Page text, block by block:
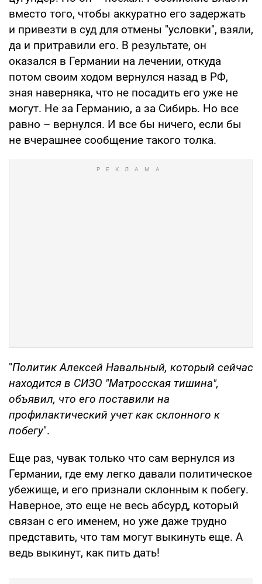
вместо того, чтобы аккуратно его задержать
и привезти в суд для отмены "условки", взяли,
да и притравили его. В результате, он
оказался в Германии на лечении, откуда
потом своим ходом вернулся назад в РФ,
зная наверняка, что не посадить его уже не
могут. Не за Германию, а за Сибирь. Но все
равно – вернулся. И все бы ничего, если бы
не вчерашнее сообщение такого толка.
"Политик Алексей Навальный, который сейчас
находится в СИЗО "Матросская тишина",
объявил, что его поставили на
профилактический учет как склонного к
побегу".
Еще раз, чувак только что сам вернулся из
Германии, где ему легко давали политическое
убежище, и его признали склонным к побегу.
Наверное, это еще не весь абсурд, который
связан с его именем, но уже даже трудно
представить, что там могут выкинуть еще. А
ведь выкинут, как пить дать!